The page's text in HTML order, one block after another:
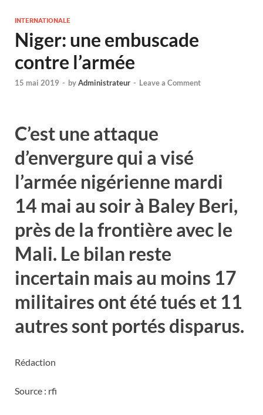
INTERNATIONALE
Niger: une embuscade
contre l’armée
15 mai 2019 - byAdministrateur - Leave a Comment
C’est une attaque
d’envergure qui a visé
l’armée nigérienne mardi
14 mai au soir à Baley Beri,
près de la frontière avec le
Mali. Le bilan reste
incertain mais au moins 17
militaires ont été tués et 11
autres sont portés disparus.
Rédaction
Source : rfi